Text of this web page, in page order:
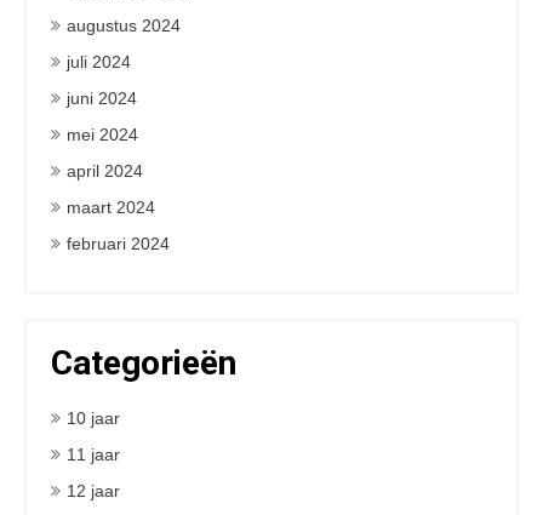
augustus 2024
juli 2024
juni 2024
mei 2024
april 2024
maart 2024
februari 2024
Categorieën
10 jaar
11 jaar
12 jaar